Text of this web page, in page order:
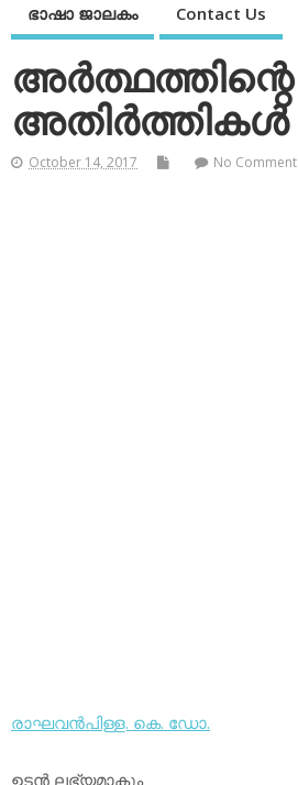
ഭാഷാ ജാലകം Contact Us
അര്‍ത്ഥത്തിന്റെ
അതിര്‍ത്തികള്‍
October 14, 2017 No Comment
രാഘവന്‍പിള്ള. കെ. ഡോ.
ഉടന്‍ ലഭ്യമാകും